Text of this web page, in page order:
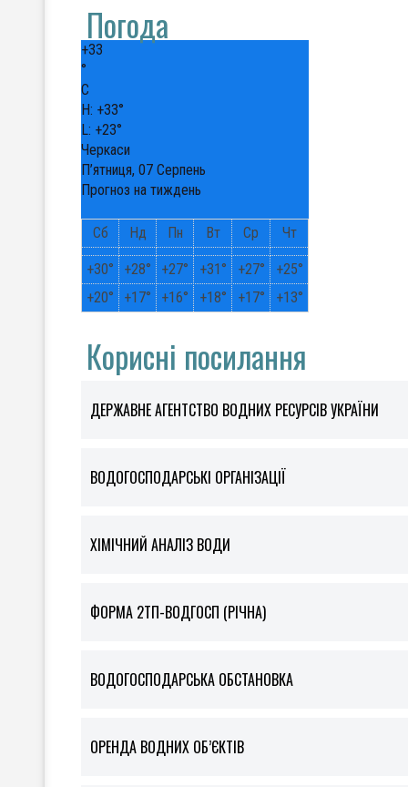
Погода
+33
°
C
H: +33°
L: +23°
Черкаси
П’ятниця, 07 Серпень
Прогноз на тиждень
Сб Нд Пн Вт Ср Чт
+30° +28° +27° +31° +27° +25°
+20° +17° +16° +18° +17° +13°
Корисні посилання
ДЕРЖАВНЕ АГЕНТСТВО ВОДНИХ РЕСУРСІВ УКРАЇНИ
ВОДОГОСПОДАРСЬКІ ОРГАНІЗАЦІЇ
ХІМІЧНИЙ АНАЛІЗ ВОДИ
ФOРМА 2ТП-ВОДГОСП (РІЧНА)
ВОДОГОСПОДАРСЬКА ОБСТАНОВКА
ОРЕНДА ВОДНИХ ОБ’ЄКТІВ